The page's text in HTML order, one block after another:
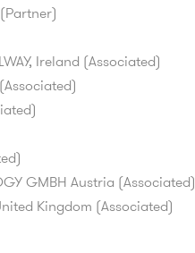
Ireland (Associated)
GMBH Austria (Associated)
Kingdom (Associated)